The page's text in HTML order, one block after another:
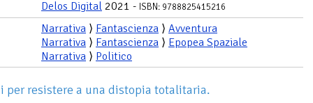
Delos Digital 2021 - ISBN: 9788825415216
Narrativa ⟩ Fantascienza ⟩ Avventura
Narrativa ⟩ Fantascienza ⟩ Epopea Spaziale
Narrativa ⟩ Politico
per resistere a una distopia totalitaria.